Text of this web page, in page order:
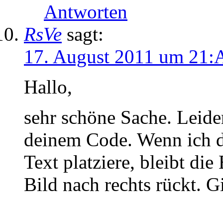
Antworten
RsVe sagt:
17. August 2011 um
Hallo,
sehr schöne Sache.
deinem Code. Wenn ich
Text platziere, bleibt die
Bild nach rechts rückt.